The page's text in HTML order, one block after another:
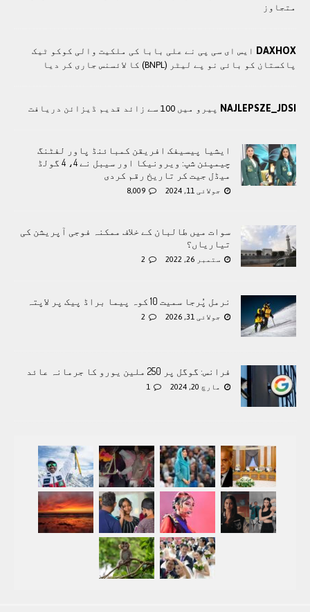
متجاوز
DAXHOX ایس ای سی پی نے علی بابا کی ملکیت والی کوکو ٹیک
پاکستان کو بائی نو پے لیٹر (BNPL) کا لائسنس جاری کر دیا
NAJLEPSZE_JDSI پیرو میں 100 سے زائد قدیم ڈیزائن دریافت
ایشیا پیسیفک افریقن کمبائنڈ پاور لفٹنگ
چیمپئن شپ: ویرونیکا اور سیبل نے 4، 4 گولڈ
میڈل جیت کر تاریخ رقم کردی
جولائی 11, 2024 8,009
سوات میں طالبان کے خلاف ممکنہ فوجی آپریشن کی
تیاریاں؟
ستمبر 26, 2022 2
نرمل پُرجا سمیت 10 کوہ پیما براڈ پیک پر لاپتہ
جولائی 31, 2026 2
فرانس: گوگل پر 250 ملین یورو کا جرمانہ عائد
مارچ 20, 2024 1